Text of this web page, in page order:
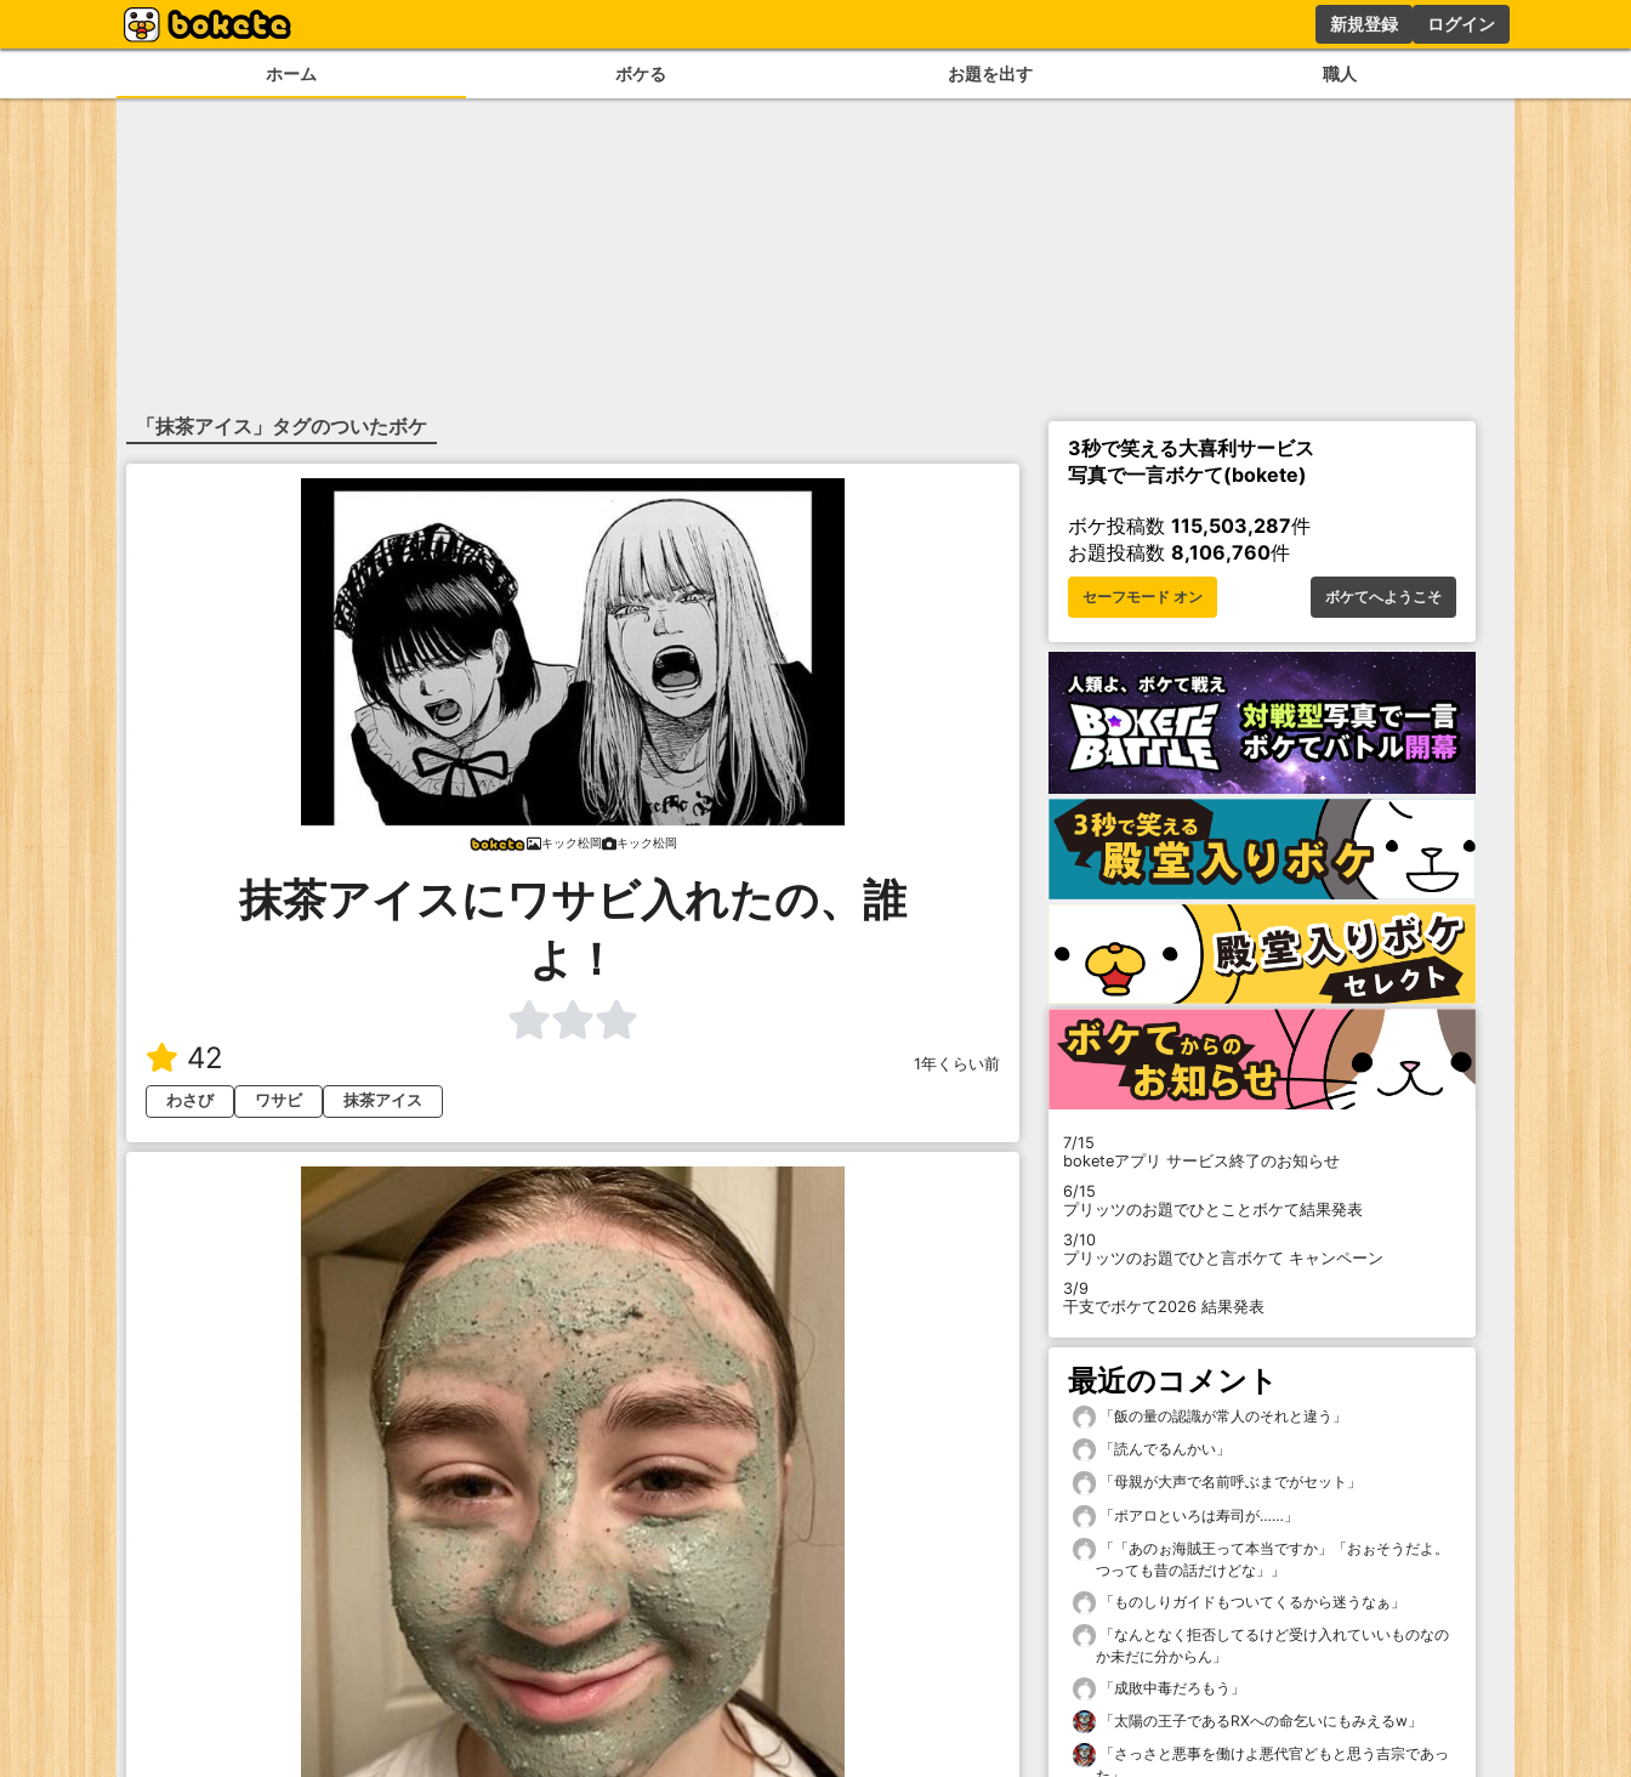
新規登録 ログイン
ホーム ボケる お題を出す 職人
「抹茶アイス 」タグのついたボケ
キック松岡 キック松岡
抹茶アイスにワサビ入れたの、誰
よ！
42
1年くらい前
わさび
ワサビ 抹茶アイス
3秒で笑える大喜利サービス
写真で一言ボケて(bokete)
ボケ投稿数 115,503,287件
お題投稿数 8,106,760件
セーフモード オン ボケてへようこそ
7/15
boketeアプリ サービス終了のお知らせ
6/15
プリッツのお題でひとことボケて結果発表
3/10
プリッツのお題でひと言ボケて キャンペーン
3/9
干支でボケて2026 結果発表
最近のコメント
「飯の量の認識が常人のそれと違う 」
「読んでるんかい 」
「母親が大声で名前呼ぶまでがセット 」
「ポアロといろは寿司が…… 」
「 「あのぉ海賊王って本当ですか」「おぉそうだよ。
つっても昔の話だけどな」
」
「 ものしりガイドもついてくるから迷うなぁ 」
「なんとなく拒否してるけど受け入れていいものなの
か未だに分からん 」
「成敗中毒だろもう 」
「太陽の王子であるRXへの命乞いにもみえるw 」
「さっさと悪事を働けよ悪代官どもと思う吉宗であっ